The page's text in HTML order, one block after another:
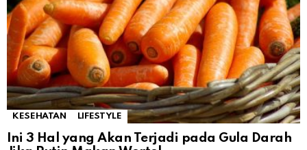
KESEHATAN LIFESTYLE
Ini 3 Hal yang Akan Terjadi pada Gula Darah